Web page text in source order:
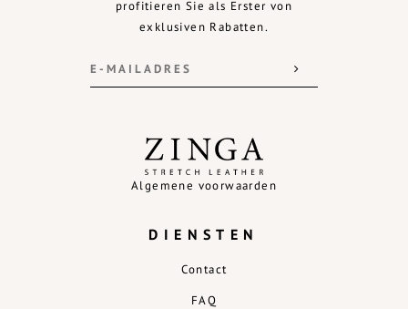
Algemene voorwaarden
DIENSTEN
Contact
FAQ
profitieren Sie als Erster von
exklusiven Rabatten.